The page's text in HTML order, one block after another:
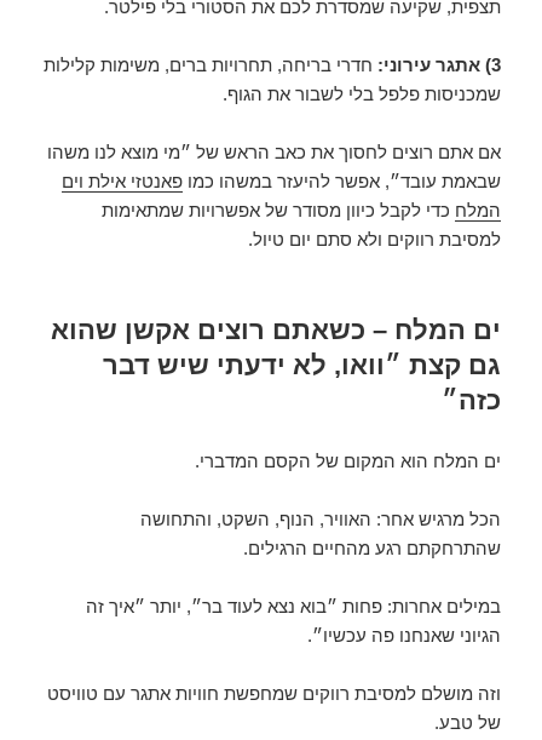
תצפית, שקיעה שמסדרת לכם את הסטורי בלי פילטר.
3) אתגר עירוני:
חדרי בריחה, תחרויות ברים, משימות קלילות
שמכניסות פלפל בלי לשבור את הגוף.
אם אתם רוצים לחסוך את כאב הראש של ״מי מוצא לנו משהו
שבאמת עובד״, אפשר להיעזר במשהו כמופאנטזי אילת וים
המלח כדי לקבל כיוון מסודר של אפשרויות שמתאימות
למסיבת רווקים ולא סתם יום טיול.
ים המלח – כשאתם רוצים אקשן שהוא
גם קצת ״וואו, לא ידעתי שיש דבר
כזה״
ים המלח הוא המקום של הקסם המדברי.
הכל מרגיש אחר: האוויר, הנוף, השקט, והתחושה
שהתרחקתם רגע מהחיים הרגילים.
במילים אחרות: פחות ״בוא נצא לעוד בר״, יותר ״איך זה
הגיוני שאנחנו פה עכשיו״.
וזה מושלם למסיבת רווקים שמחפשת חוויות אתגר עם טוויסט
של טבע.